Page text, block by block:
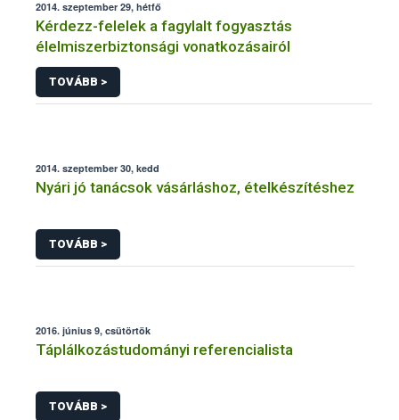
2014. szeptember 29, hétfő
Kérdezz-felelek a fagylalt fogyasztás
élelmiszerbiztonsági vonatkozásairól
TOVÁBB >
2014. szeptember 30, kedd
Nyári jó tanácsok vásárláshoz, ételkészítéshez
TOVÁBB >
2016. június 9, csütörtök
Táplálkozástudományi referencialista
TOVÁBB >